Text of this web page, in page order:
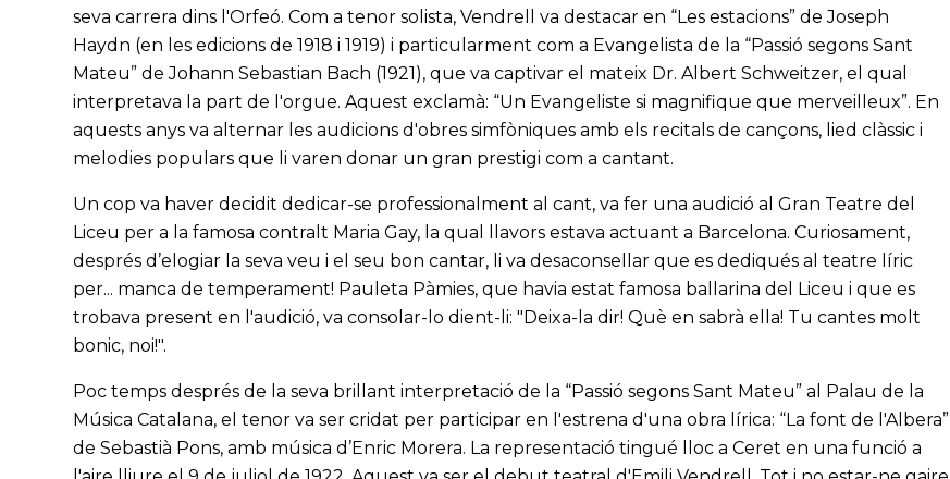
seva carrera dins l'Orfeó. Com a tenor solista, Vendrell va destacar en “Les estacions” de Joseph
Haydn (en les edicions de 1918 i 1919) i particularment com a Evangelista de la “Passió segons Sant
Mateu” de Johann Sebastian Bach (1921), que va captivar el mateix Dr. Albert Schweitzer, el qual
interpretava la part de l'orgue. Aquest exclamà: “Un Evangeliste si magnifique que merveilleux”. En
aquests anys va alternar les audicions d'obres simfòniques amb els recitals de cançons, lied clàssic i
melodies populars que li varen donar un gran prestigi com a cantant.
Un cop va haver decidit dedicar-se professionalment al cant, va fer una audició al Gran Teatre del
Liceu per a la famosa contralt Maria Gay, la qual llavors estava actuant a Barcelona. Curiosament,
després d’elogiar la seva veu i el seu bon cantar, li va desaconsellar que es dediqués al teatre líric
per... manca de temperament! Pauleta Pàmies, que havia estat famosa ballarina del Liceu i que es
trobava present en l'audició, va consolar-lo dient-li: "Deixa-la dir! Què en sabrà ella! Tu cantes molt
bonic, noi!".
Poc temps després de la seva brillant interpretació de la “Passió segons Sant Mateu” al Palau de la
Música Catalana, el tenor va ser cridat per participar en l'estrena d'una obra lírica: “La font de l'Albera”
de Sebastià Pons, amb música d’Enric Morera. La representació tingué lloc a Ceret en una funció a